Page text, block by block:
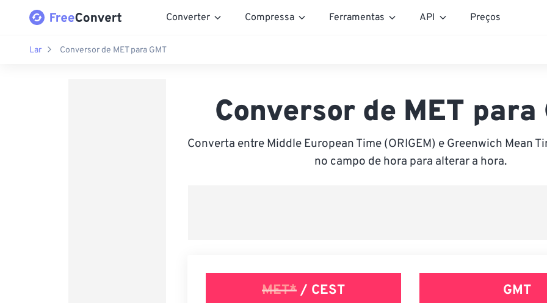
Converter Compressa Ferramentas API Preços
Lar Conversor de MET para GMT
Conversor de MET para
Converta entre Middle European Time (ORIGEM) e Greenwich Mean
no campo de hora para alterar a hora.
MET* / CEST GMT